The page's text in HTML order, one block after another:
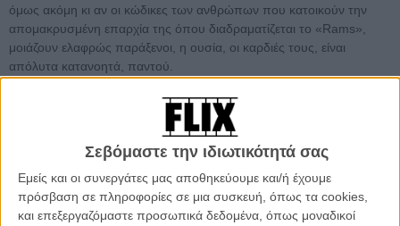
Σεβόμαστε την ιδιωτικότητά σας
Εμείς και οι συνεργάτες μας αποθηκεύουμε και/ή έχουμε
πρόσβαση σε πληροφορίες σε μια συσκευή, όπως τα cookies,
και επεξεργαζόμαστε προσωπικά δεδομένα, όπως μοναδικοί
όμως ακόμη κι αν οι κώδικες των ανθρώπων που κατοικούν την
απομακρυσμένη επαρχία της όπου διαδραματίζεται το «Rams»,
μοιάζουν ελαφρώς παράξενοι, η ουσία, οι καρδιές τους, είναι
απόλυτα κατανοητά, παντού.
Οι δυο πρωταγωνιστές της ταινίας του Γκριμούρ Χακόναρσον είναι
δυο ηλικιωμένα αδέλφια, ο Γκούμι κι ο Κίντι που ζουν σε δυο
διπλανά σπίτια στην ίδια φάρμα σε μια απομακρυσμένη κοιλάδα της
Ισλανδίας. Μοιράζονται την ίδια γη και τον ίδιο τρόπο ζωής, αλλά
δεν έχουν μιλήσει ο ένας στον άλλο εδώ και σαράντα χρόνια. Και οι
δυο τους εκτρέφουν πρόβατα που τα γονίδιά τους κρατούν από μια
αρχαία ράτσα, κριάρια που βραβεύονται κάθε χρόνο στον τοπικό